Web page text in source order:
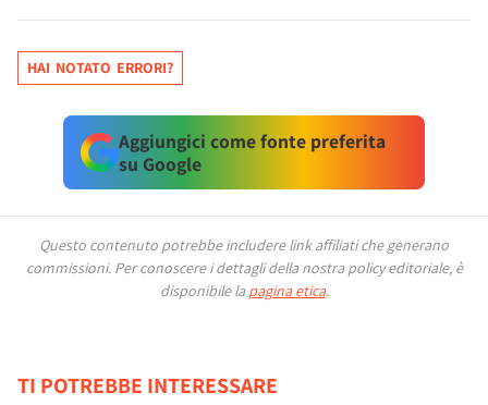
HAI NOTATO ERRORI?
Aggiungici come fonte preferita
su Google
Questo contenuto potrebbe includere link affiliati che generano
commissioni. Per conoscere i dettagli della nostra policy editoriale, è
disponibile la pagina etica.
TI POTREBBE INTERESSARE